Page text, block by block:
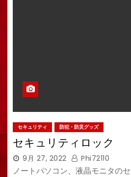
セキュリティ 防犯・防災グッズ
セキュリティロック
9月 27, 2022 Phi72110
ノートパソコン、液晶モニタの